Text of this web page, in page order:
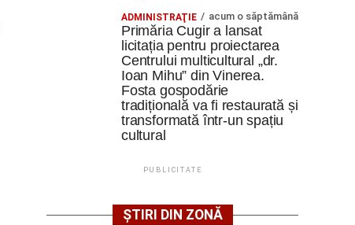
ADMINISTRAŢIE acum o săptămână
Primăria Cugir a lansat
licitația pentru proiectarea
Centrului multicultural „dr.
Ioan Mihu” din Vinerea.
Fosta gospodărie
tradițională va fi restaurată și
transformată într-un spațiu
cultural
PUBLICITATE
ȘTIRI DIN ZONĂ